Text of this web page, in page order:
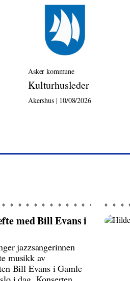
Asker kommune
Kulturhusleder
Akershus | 10/08/2026
med Bill Evans i
jazzsangerinnen
musikk av
Bill Evans i Gamle